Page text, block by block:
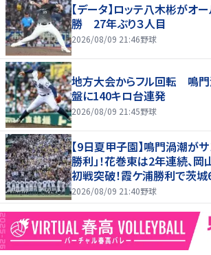
【データ】ロッテ八木彬がオ
勝 27年ぶり３人目
2026/08/09 21:46野球
地方大会からフル回転 鳴門
盤に140キロ台連発
2026/08/09 21:45野球
【9日夏甲子園】鳴門渦潮が
勝利」！花巻東は2年連続、
初戦突破！霞ケ浦勝利で茨城
2026/08/09 21:40野球